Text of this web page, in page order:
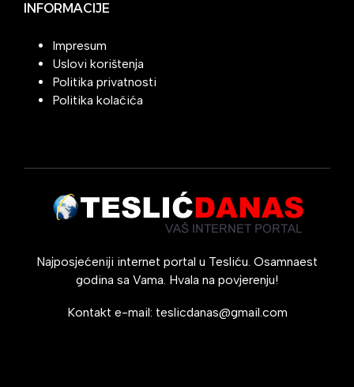
INFORMACIJE
Impresum
Uslovi korištenja
Politika privatnosti
Politika kolačića
Najposjećeniji internet portal u Tesliću. Osamnaest
godina sa Vama. Hvala na povjerenju!
Kontakt e-mail: teslicdanas@gmail.com